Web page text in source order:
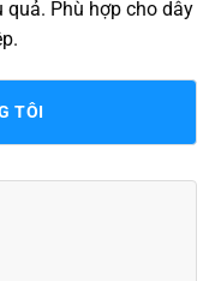
quả. Phù hợp cho dây
TÔI